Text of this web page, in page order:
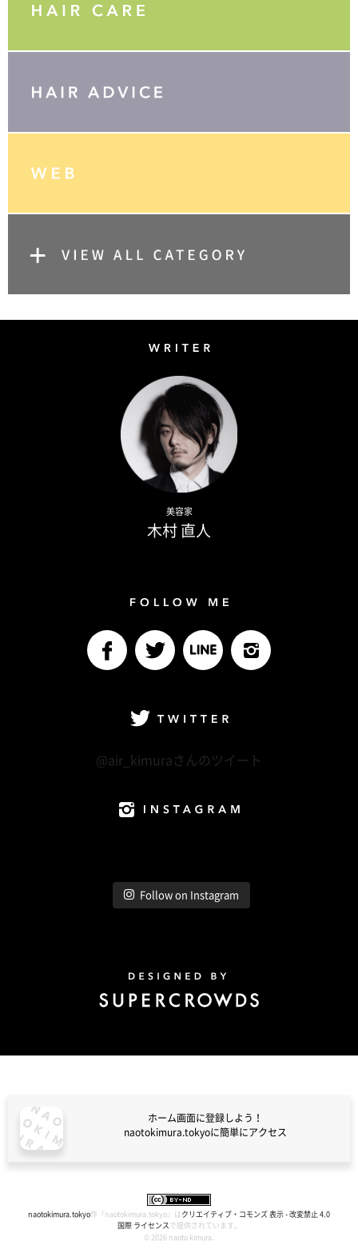
美容家
木村 直人
@air_kimuraさんのツイート
Follow on Instagram
ホーム画面に登録しよう！
naotokimura.tokyoに簡単にアクセス
naotokimura.tokyo作『 naotokimura.tokyo 』は クリエイティブ・コモンズ 表示 - 改変禁止 4.0
国際 ライセンス で提供されています。
© 2026 naoto kimura.